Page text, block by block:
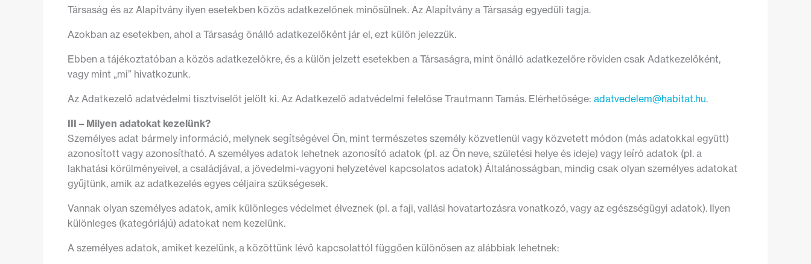
Társaság és az Alapítvány ilyen esetekben közös adatkezelőnek minősülnek. Az Alapítvány a Társaság egyedüli tagja.
Azokban az esetekben, ahol a Társaság önálló adatkezelőként jár el, ezt külön jelezzük.
Ebben a tájékoztatóban a közös adatkezelőkre, és a külön jelzett esetekben a Társaságra, mint önálló adatkezelőre röviden csak Adatkezelőként,
vagy mint „mi” hivatkozunk.
Az Adatkezelő adatvédelmi tisztviselőt jelölt ki. Az Adatkezelő adatvédelmi felelőse Trautmann Tamás. Elérhetősége: adatvedelem@habitat.hu.
III – Milyen adatokat kezelünk?
Személyes adat bármely információ, melynek segítségével Ön, mint természetes személy közvetlenül vagy közvetett módon (más adatokkal együtt)
azonosított vagy azonosítható. A személyes adatok lehetnek azonosító adatok (pl. az Ön neve, születési helye és ideje) vagy leíró adatok (pl. a
lakhatási körülményeivel, a családjával, a jövedelmi-vagyoni helyzetével kapcsolatos adatok) Általánosságban, mindig csak olyan személyes adatokat
gyűjtünk, amik az adatkezelés egyes céljaira szükségesek.
Vannak olyan személyes adatok, amik különleges védelmet élveznek (pl. a faji, vallási hovatartozásra vonatkozó, vagy az egészségügyi adatok). Ilyen
különleges (kategóriájú) adatokat nem kezelünk.
A személyes adatok, amiket kezelünk, a közöttünk lévő kapcsolattól függően különösen az alábbiak lehetnek: